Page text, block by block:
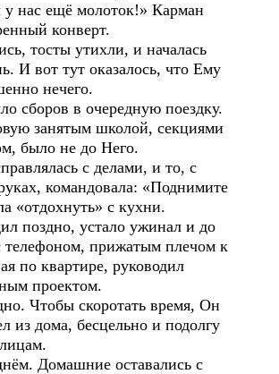
нас ещё молоток!» Карман
конверт.
тосты утихли, и началась
И вот тут оказалось, что Ему
нечего.
сборов в очередную поездку.
занятым школой, секциями
было не до Него.
с делами, и то, с
командовала: «Поднимите
«отдохнуть» с кухни.
поздно, устало ужинал и до
телефоном, прижатым плечом к
по квартире, руководил
проектом.
Чтобы скоротать время, Он
из дома, бесцельно и подолгу
Домашние оставались с